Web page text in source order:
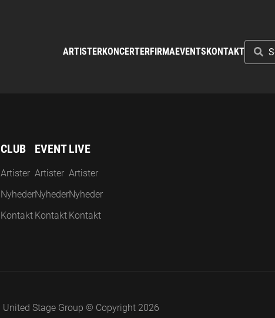
ARTISTERKONCERTERFIRMAEVENTS KONTAKTSØG
CLUB
Artister
Nyheder
Kontakt
EVENT
Artister
Nyheder
Kontakt
LIVE
Artister
Nyheder
Kontakt
United Stage Group © Copyright 2026